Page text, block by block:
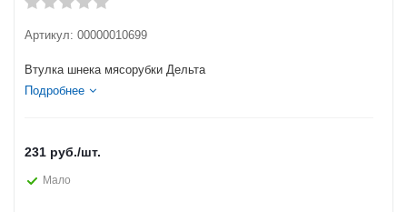
Артикул: 00000010699
Втулка шнека мясорубки Дельта
Подробнее
231 руб./шт.
Мало